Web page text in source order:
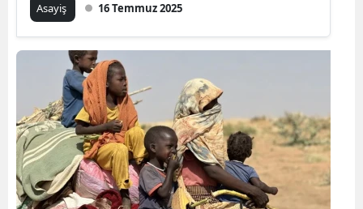
Asayiş 16 Temmuz 2025